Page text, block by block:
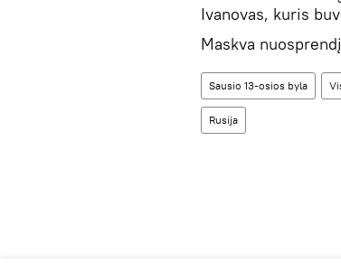
Ivanovas, kuris
Maskva
Sausio 13-osios byla
Rusija